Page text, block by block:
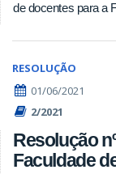
de docentes para a
RESOLUÇÃO
01/06/2021
2/2021
Resolução
Faculdade